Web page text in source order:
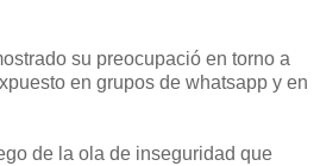
su preocupació en torno a
en grupos de whatsapp y en
de la ola de inseguridad que